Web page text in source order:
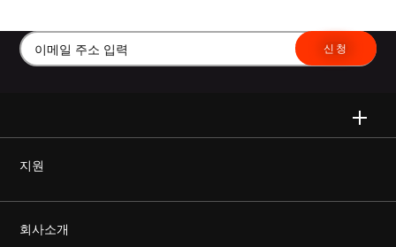
신청
지원
정품을 구매하세요
회사소개